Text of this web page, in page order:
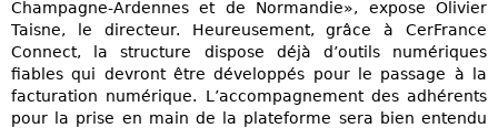
Champagne-Ardennes et de Normandie», expose Olivier
Taisne, le directeur. Heureusement, grâce à CerFrance
Connect, la structure dispose déjà d’outils numériques
fiables qui devront être développés pour le passage à la
facturation numérique. L’accompagnement des adhérents
pour la prise en main de la plateforme sera bien entendu